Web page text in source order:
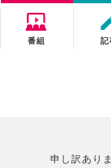
番組 記
申し訳あり